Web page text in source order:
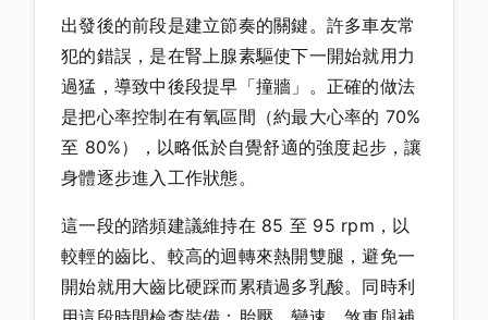
出發後的前段是建立節奏的關鍵。許多車友常
犯的錯誤，是在腎上腺素驅使下一開始就用力
過猛，導致中後段提早「撞牆」。正確的做法
是把心率控制在有氧區間（約最大心率的 70%
至 80%），以略低於自覺舒適的強度起步，讓
身體逐步進入工作狀態。
這一段的踏頻建議維持在 85 至 95 rpm，以
較輕的齒比、較高的迴轉來熱開雙腿，避免一
開始就用大齒比硬踩而累積過多乳酸。同時利